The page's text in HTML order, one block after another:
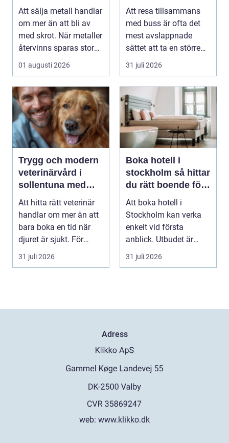
miljön
Att sälja metall handlar
om mer än att bli av
med skrot. När metaller
återvinns sparas stora
mängder...
01 augusti 2026
trygg och smidig
gruppresa
Att resa tillsammans
med buss är ofta det
mest avslappnade
sättet att ta en större
grupp från punkt ...
31 juli 2026
Trygg och modern
veterinärvård i
sollentuna med
omnejd
Att hitta rätt veterinär
handlar om mer än att
bara boka en tid när
djuret är sjukt. För
många djurä...
31 juli 2026
Boka hotell i
stockholm så hittar
du rätt boende för
din vistelse
Att boka hotell i
Stockholm kan verka
enkelt vid första
anblick. Utbudet är
stort, standarden är
gen...
31 juli 2026
Adress
web: www.klikko.dk